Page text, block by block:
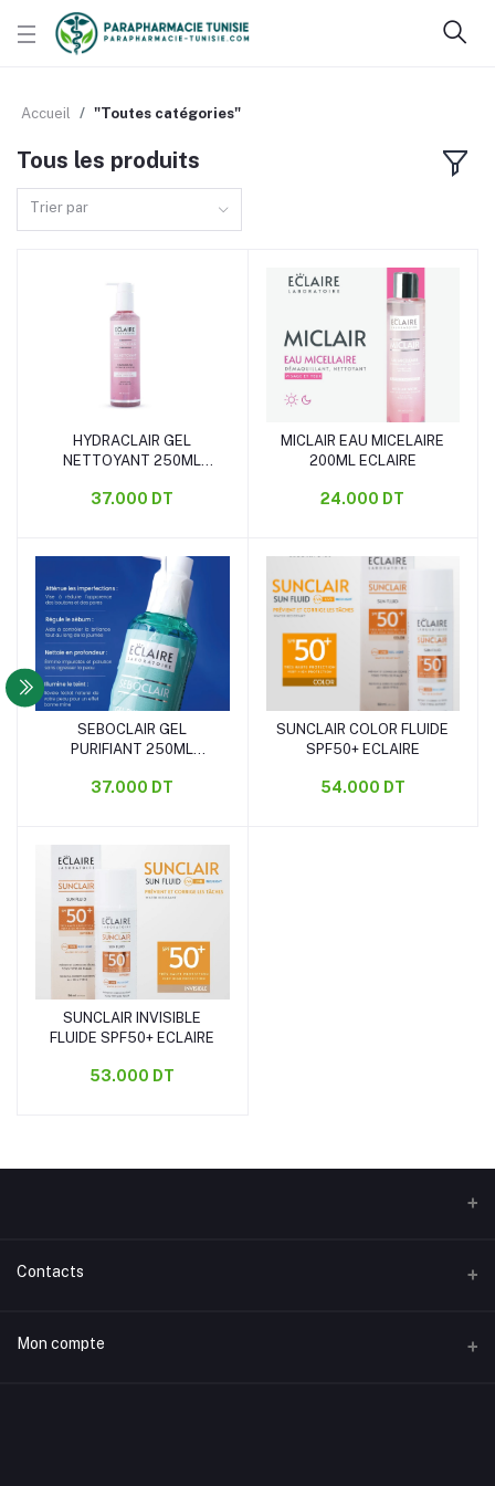
Accueil "Toutes catégories"
Tous les produits
Trier par
Ajouter au panier
HYDRACLAIR GEL
NETTOYANT 250ML
37.000 DT
Ajouter au panier
MICLAIR EAU MICELAIRE
200ML ECLAIRE
24.000 DT
Ajouter au panier
SEBOCLAIR GEL
PURIFIANT 250ML
37.000 DT
Ajouter au panier
SUNCLAIR COLOR FLUIDE
SPF50+ ECLAIRE
54.000 DT
Ajouter au panier
SUNCLAIR INVISIBLE
FLUIDE SPF50+ ECLAIRE
53.000 DT
Contacts
Adresse
Mon compte